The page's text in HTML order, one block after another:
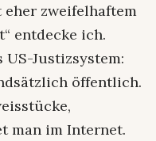
zweifelhaftem
entdecke ich.
Justizsystem:
öffentlich.
man im Internet.